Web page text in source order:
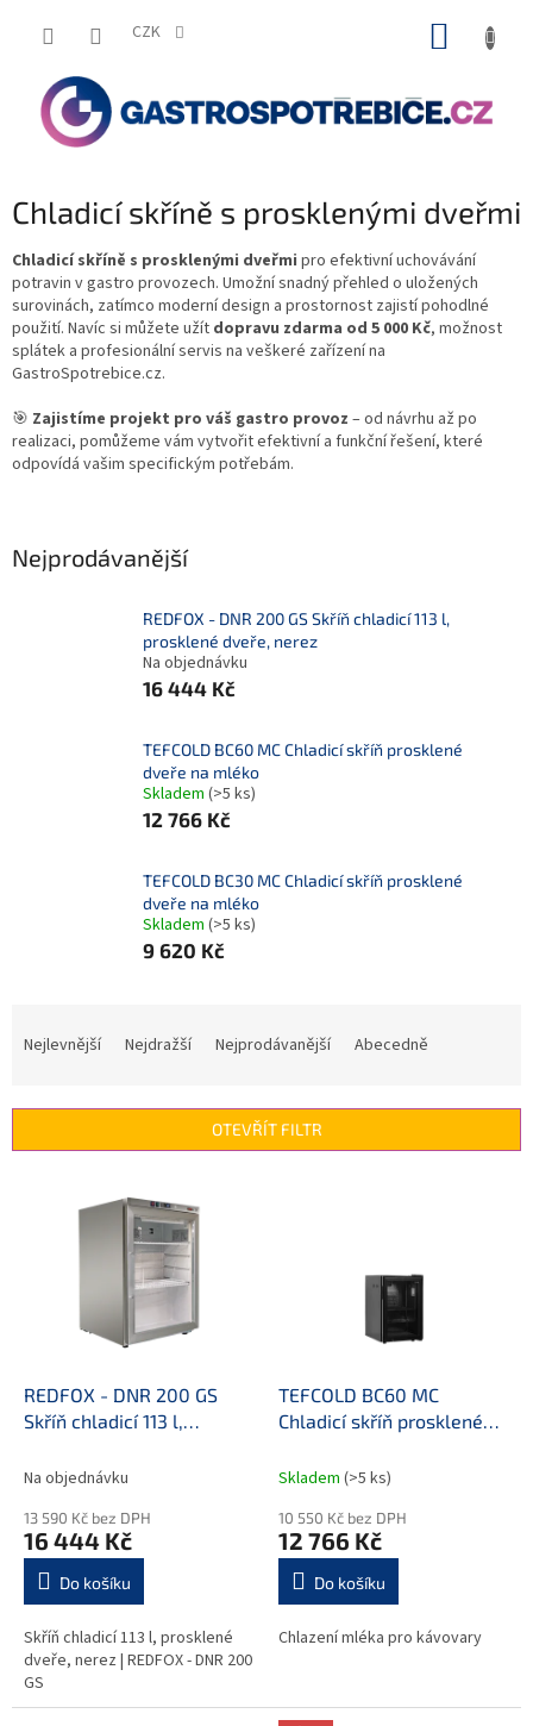
CZK
Chladicí skříně s prosklenými dveřmi
Chladicí skříně s prosklenými dveřmi pro efektivní uchovávání
potravin v gastro provozech. Umožní snadný přehled o uložených
surovinách, zatímco moderní design a prostornost zajistí pohodlné
použití. Navíc si můžete užít dopravu zdarma od 5 000 Kč, možnost
splátek a profesionální servis na veškeré zařízení na
GastroSpotrebice.cz.
🎯 Zajistíme projekt pro váš gastro provoz – od návrhu až po
realizaci, pomůžeme vám vytvořit efektivní a funkční řešení, které
odpovídá vašim specifickým potřebám.
Nejprodávanější
REDFOX - DNR 200 GS Skříň chladicí 113 l,
prosklené dveře, nerez
Na objednávku
16 444 Kč
TEFCOLD BC60 MC Chladicí skříň prosklené
dveře na mléko
Skladem (>5 ks)
12 766 Kč
TEFCOLD BC30 MC Chladicí skříň prosklené
dveře na mléko
Skladem (>5 ks)
9 620 Kč
í
Nejlevnější Nejdražší Nejprodávanější Abecedně
OTEVŘÍT FILTR
REDFOX - DNR 200 GS
Skříň chladicí 113 l,
Na objednávku
13 590 Kč bez DPH
16 444 Kč
Do košíku
Skříň chladicí 113 l, prosklené
dveře, nerez | REDFOX - DNR 200
GS
TEFCOLD BC60 MC
Chladicí skříň prosklené
Skladem (>5 ks)
10 550 Kč bez DPH
12 766 Kč
Do košíku
Chlazení mléka pro kávovary